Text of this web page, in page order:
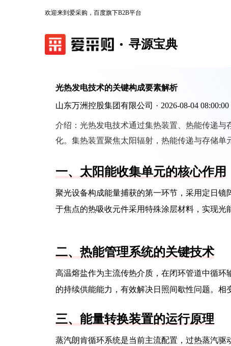
欢迎来到爱采购，百度旗下B2B平台
寻源宝典
光热发电技术的关键构成要素解析
山东万洲控股集团有限公司 · 2026-08-04 08:00:00
介绍： 光热发电技术通过集热装置、热能传递
化。集热装置聚焦太阳辐射，热能传递与存储单
一、太阳能收集单元的核心作用
聚光设备构成能量捕获的第一环节，采用定日
于焦点的热吸收元件采用特殊涂层材料，实现光
二、热能管理系统的关键技术
高温熔盐作为主流传热介质，在闭环管道中循
的持续供能能力，有效解决日照间歇性问题。相
三、能量转换装置的运行原理
蒸汽朗肯循环系统是当前主流配置，过热蒸汽驱